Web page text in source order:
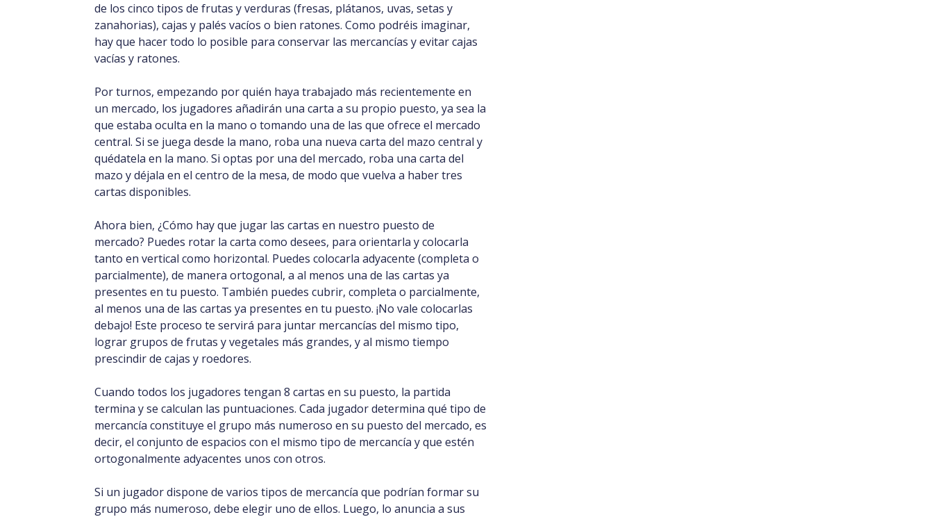
de los cinco tipos de frutas y verduras (fresas, plátanos, uvas, setas y
zanahorias), cajas y palés vacíos o bien ratones. Como podréis imaginar,
hay que hacer todo lo posible para conservar las mercancías y evitar cajas
vacías y ratones.
Por turnos, empezando por quién haya trabajado más recientemente en
un mercado, los jugadores añadirán una carta a su propio puesto, ya sea la
que estaba oculta en la mano o tomando una de las que ofrece el mercado
central. Si se juega desde la mano, roba una nueva carta del mazo central y
quédatela en la mano. Si optas por una del mercado, roba una carta del
mazo y déjala en el centro de la mesa, de modo que vuelva a haber tres
cartas disponibles.
Ahora bien, ¿Cómo hay que jugar las cartas en nuestro puesto de
mercado? Puedes rotar la carta como desees, para orientarla y colocarla
tanto en vertical como horizontal. Puedes colocarla adyacente (completa o
parcialmente), de manera ortogonal, a al menos una de las cartas ya
presentes en tu puesto. También puedes cubrir, completa o parcialmente,
al menos una de las cartas ya presentes en tu puesto. ¡No vale colocarlas
debajo! Este proceso te servirá para juntar mercancías del mismo tipo,
lograr grupos de frutas y vegetales más grandes, y al mismo tiempo
prescindir de cajas y roedores.
Cuando todos los jugadores tengan 8 cartas en su puesto, la partida
termina y se calculan las puntuaciones. Cada jugador determina qué tipo de
mercancía constituye el grupo más numeroso en su puesto del mercado, es
decir, el conjunto de espacios con el mismo tipo de mercancía y que estén
ortogonalmente adyacentes unos con otros.
Si un jugador dispone de varios tipos de mercancía que podrían formar su
grupo más numeroso, debe elegir uno de ellos. Luego, lo anuncia a sus